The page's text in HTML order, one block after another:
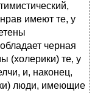
имеют те, у
черная
(холерики) те, у
и, наконец,
люди, имеющие